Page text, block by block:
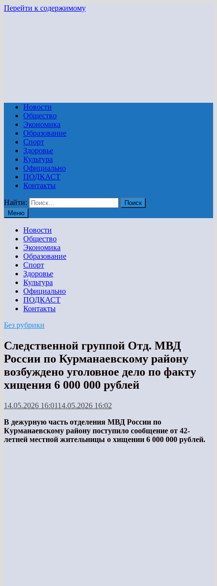
Перейти к содержимому
Новости
Общество
Экономика
Образование
Спорт
Здоровье
Культура
Официально
ПОДКАСТ
Контакты
Найти:
Меню
Новости
Общество
Экономика
Образование
Спорт
Здоровье
Культура
Официально
ПОДКАСТ
Контакты
Без рубрики
Следственной группой Отд. МВД
России по Курманаевскому району
возбуждено уголовное дело по факту
хищения 6 000 000 рублей
14.05.2026 16:0114.05.2026 16:02
В дежурную часть отделения МВД России по
Курманаевскому району поступило сообщение от 42-
летней местной жительницы о хищении 6 000 000 рублей.